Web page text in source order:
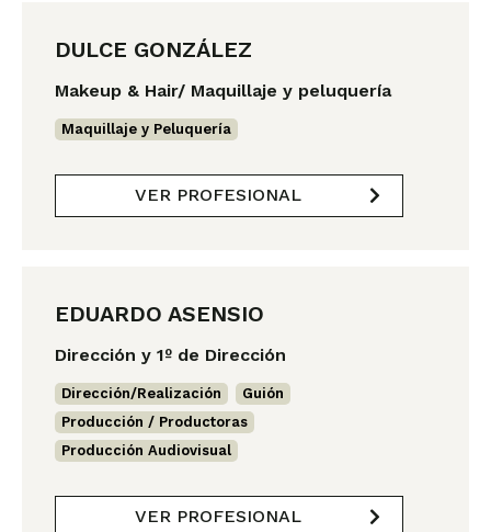
DULCE GONZÁLEZ
Makeup & Hair/ Maquillaje y peluquería
Maquillaje y Peluquería
VER PROFESIONAL
EDUARDO ASENSIO
Dirección y 1º de Dirección
Dirección/Realización Guión
Producción / Productoras
Producción Audiovisual
VER PROFESIONAL